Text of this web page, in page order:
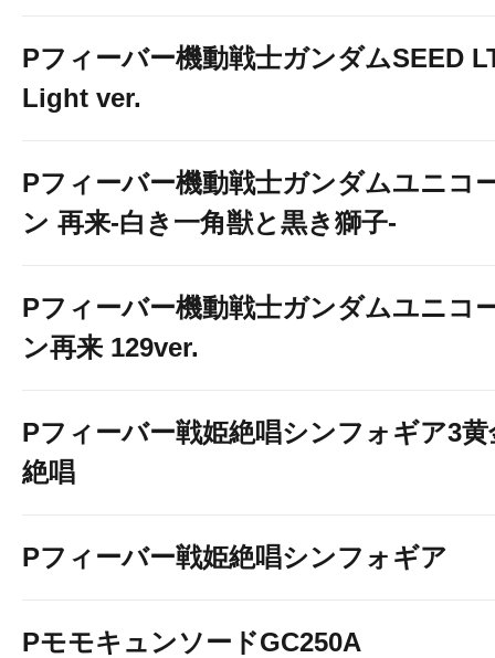
Pフィーバー機動戦士ガンダムSEED
Light ver.
Pフィーバー機動戦士ガンダムユニコ
ン 再来-白き一角獣と黒き獅子-
Pフィーバー機動戦士ガンダムユニコ
ン再来 129ver.
Pフィーバー戦姫絶唱シンフォギア3黄
絶唱
Pフィーバー戦姫絶唱シンフォギア
PモモキュンソードGC250A